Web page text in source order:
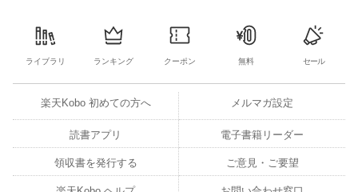
ライブラリ ランキング クーポン 無料 セール
楽天Kobo 初めての方へ メルマガ設定
読書アプリ 電子書籍リーダー
領収書を発行する ご意見・ご要望